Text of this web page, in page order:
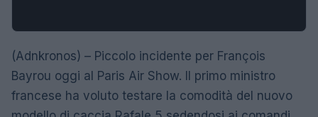
(Adnkronos) – Piccolo incidente per François
Bayrou oggi al Paris Air Show. Il primo ministro
francese ha voluto testare la comodità del nuovo